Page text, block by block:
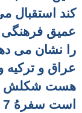
کند استقبال
عمیق
را نشان می
عراق و ترکیه
هست شکلش